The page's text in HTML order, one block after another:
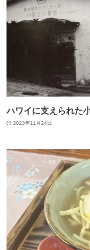
ハワイに支えられた
2023年11月24日